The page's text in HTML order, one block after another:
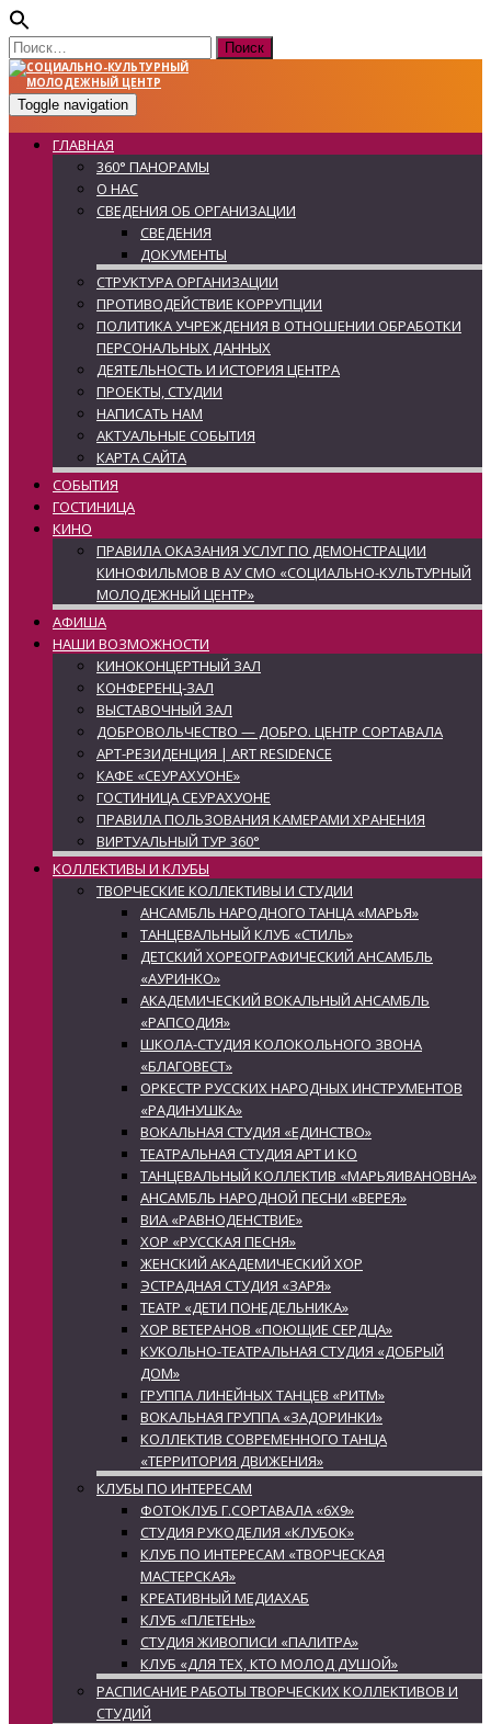
Найти:
Toggle navigation
ГЛАВНАЯ
360° ПАНОРАМЫ
О НАС
СВЕДЕНИЯ ОБ ОРГАНИЗАЦИИ
СВЕДЕНИЯ
ДОКУМЕНТЫ
СТРУКТУРА ОРГАНИЗАЦИИ
ПРОТИВОДЕЙСТВИЕ КОРРУПЦИИ
ПОЛИТИКА УЧРЕЖДЕНИЯ В ОТНОШЕНИИ ОБРАБОТКИ
ПЕРСОНАЛЬНЫХ ДАННЫХ
ДЕЯТЕЛЬНОСТЬ И ИСТОРИЯ ЦЕНТРА
ПРОЕКТЫ, СТУДИИ
НАПИСАТЬ НАМ
АКТУАЛЬНЫЕ СОБЫТИЯ
КАРТА САЙТА
СОБЫТИЯ
ГОСТИНИЦА
КИНО
ПРАВИЛА ОКАЗАНИЯ УСЛУГ ПО ДЕМОНСТРАЦИИ
КИНОФИЛЬМОВ В АУ СМО «СОЦИАЛЬНО-КУЛЬТУРНЫЙ
МОЛОДЕЖНЫЙ ЦЕНТР»
АФИША
НАШИ ВОЗМОЖНОСТИ
КИНОКОНЦЕРТНЫЙ ЗАЛ
КОНФЕРЕНЦ-ЗАЛ
ВЫСТАВОЧНЫЙ ЗАЛ
ДОБРОВОЛЬЧЕСТВО — ДОБРО. ЦЕНТР СОРТАВАЛА
АРТ-РЕЗИДЕНЦИЯ | ART RESIDENCE
КАФЕ «СЕУРАХУОНЕ»
ГОСТИНИЦА СЕУРАХУОНЕ
ПРАВИЛА ПОЛЬЗОВАНИЯ КАМЕРАМИ ХРАНЕНИЯ
ВИРТУАЛЬНЫЙ ТУР 360°
КОЛЛЕКТИВЫ И КЛУБЫ
ТВОРЧЕСКИЕ КОЛЛЕКТИВЫ И СТУДИИ
АНСАМБЛЬ НАРОДНОГО ТАНЦА «МАРЬЯ»
ТАНЦЕВАЛЬНЫЙ КЛУБ «СТИЛЬ»
ДЕТСКИЙ ХОРЕОГРАФИЧЕСКИЙ АНСАМБЛЬ
«АУРИНКО»
АКАДЕМИЧЕСКИЙ ВОКАЛЬНЫЙ АНСАМБЛЬ
«РАПСОДИЯ»
ШКОЛА-СТУДИЯ КОЛОКОЛЬНОГО ЗВОНА
«БЛАГОВЕСТ»
ОРКЕСТР РУССКИХ НАРОДНЫХ ИНСТРУМЕНТОВ
«РАДИНУШКА»
ВОКАЛЬНАЯ СТУДИЯ «ЕДИНСТВО»
ТЕАТРАЛЬНАЯ СТУДИЯ АРТ И КО
ТАНЦЕВАЛЬНЫЙ КОЛЛЕКТИВ «МАРЬЯИВАНОВНА»
АНСАМБЛЬ НАРОДНОЙ ПЕСНИ «ВЕРЕЯ»
ВИА «РАВНОДЕНСТВИЕ»
ХОР «РУССКАЯ ПЕСНЯ»
ЖЕНСКИЙ АКАДЕМИЧЕСКИЙ ХОР
ЭСТРАДНАЯ СТУДИЯ «ЗАРЯ»
ТЕАТР «ДЕТИ ПОНЕДЕЛЬНИКА»
ХОР ВЕТЕРАНОВ «ПОЮЩИЕ СЕРДЦА»
КУКОЛЬНО-ТЕАТРАЛЬНАЯ СТУДИЯ «ДОБРЫЙ
ДОМ»
ГРУППА ЛИНЕЙНЫХ ТАНЦЕВ «РИТМ»
ВОКАЛЬНАЯ ГРУППА «ЗАДОРИНКИ»
КОЛЛЕКТИВ СОВРЕМЕННОГО ТАНЦА
«ТЕРРИТОРИЯ ДВИЖЕНИЯ»
КЛУБЫ ПО ИНТЕРЕСАМ
ФОТОКЛУБ Г.СОРТАВАЛА «6Х9»
СТУДИЯ РУКОДЕЛИЯ «КЛУБОК»
КЛУБ ПО ИНТЕРЕСАМ «ТВОРЧЕСКАЯ
МАСТЕРСКАЯ»
КРЕАТИВНЫЙ МЕДИАХАБ
КЛУБ «ПЛЕТЕНЬ»
СТУДИЯ ЖИВОПИСИ «ПАЛИТРА»
КЛУБ «ДЛЯ ТЕХ, КТО МОЛОД ДУШОЙ»
РАСПИСАНИЕ РАБОТЫ ТВОРЧЕСКИХ КОЛЛЕКТИВОВ И
СТУДИЙ